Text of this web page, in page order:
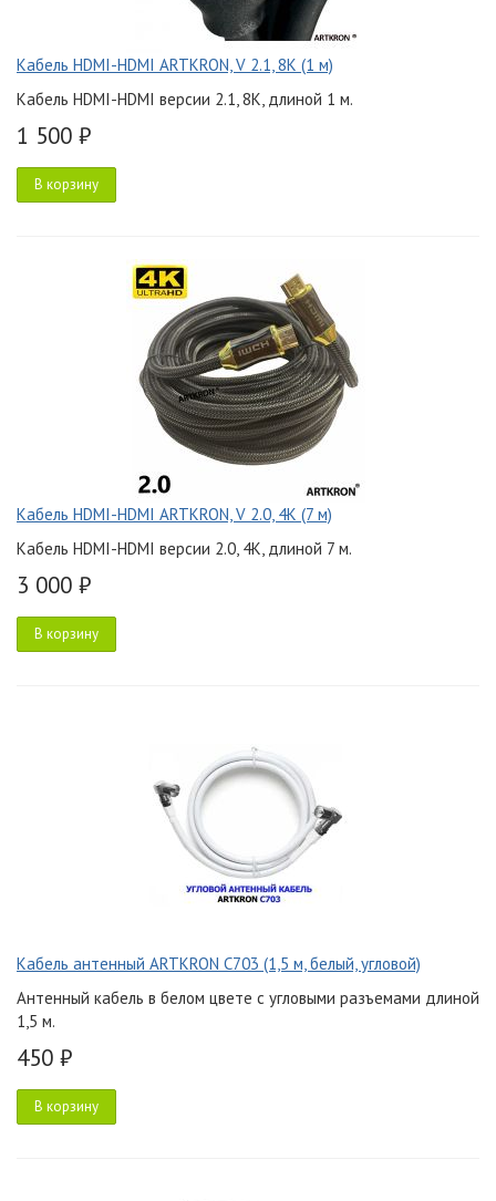
Кабель HDMI-HDMI ARTKRON, V 2.1, 8K (1 м)
Кабель HDMI-HDMI версии 2.1, 8K, длиной 1 м.
1 500 ₽
В корзину
Кабель HDMI-HDMI ARTKRON, V 2.0, 4K (7 м)
Кабель HDMI-HDMI версии 2.0, 4K, длиной 7 м.
3 000 ₽
В корзину
Кабель антенный ARTKRON C703 (1,5 м, белый, угловой)
Антенный кабель в белом цвете с угловыми разъемами длиной
1,5 м.
450 ₽
В корзину